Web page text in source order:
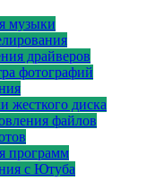
музыки
драйверов
фотографий
жесткого диска
файлов
программ
с Ютуба